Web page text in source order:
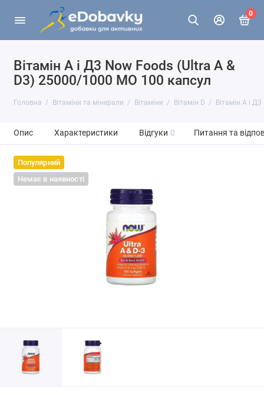
0
Вітамін А і Д3 Now Foods (Ultra A &
D3) 25000/1000 МО 100 капсул
Головна Вітаміни та мінерали Вітаміни Вітамін D Вітамін А і
Опис Характеристики Відгуки 0 Питання та
Популярний
Немає в наявності